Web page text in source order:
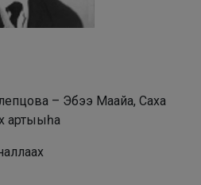
– Эбээ Маайа, Саха
артыыһа